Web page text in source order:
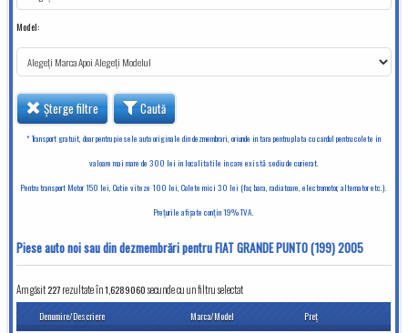
Model:
Șterge filtre Caută
* Transport gratuit, doar pentru piesele auto originale din dezmembrari, oriunde in tara pentru plata cu cardul pentru colete in
valoare mai mare de 300 lei in localitatile in care există sediu de curierat.
Pentru transport Motor 150 lei, Cutie viteze 100 lei, Colete mici 30 lei (far, bara, radiatoare, electromotor, alternator etc.).
Preţurile afişate conţin 19% TVA.
Piese auto noi sau din dezmembrări pentru FIAT GRANDE PUNTO (199) 2005
Am găsit227rezultate în1,6289060 secunde cu un filtru selectat
Denumire/Descriere Marca/Model Preţ